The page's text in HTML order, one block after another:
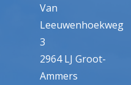
Van
Leeuwenhoekweg
3
2964 LJ Groot-
Ammers